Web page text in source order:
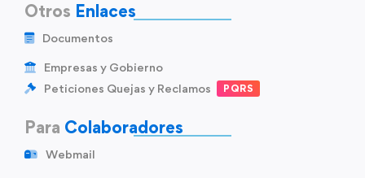
Otros Enlaces
Documentos
Empresas y Gobierno
Peticiones Quejas y Reclamos
PQRS
Para Colaboradores
Webmail